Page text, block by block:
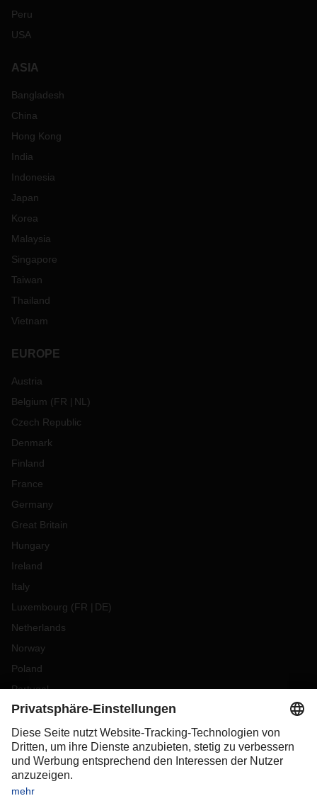
Peru
USA
ASIA
Bangladesh
China
Hong Kong
India
Indonesia
Japan
Korea
Malaysia
Singapore
Taiwan
Thailand
Vietnam
EUROPE
Austria
Belgium (FR NL )
Czech Republic
Denmark
Finland
France
Germany
Great Britain
Hungary
Ireland
Italy
Luxembourg (FR DE)
Netherlands
Norway
Poland
Portugal
Romania
Slovakia
Spain
Sweden
Switzerland